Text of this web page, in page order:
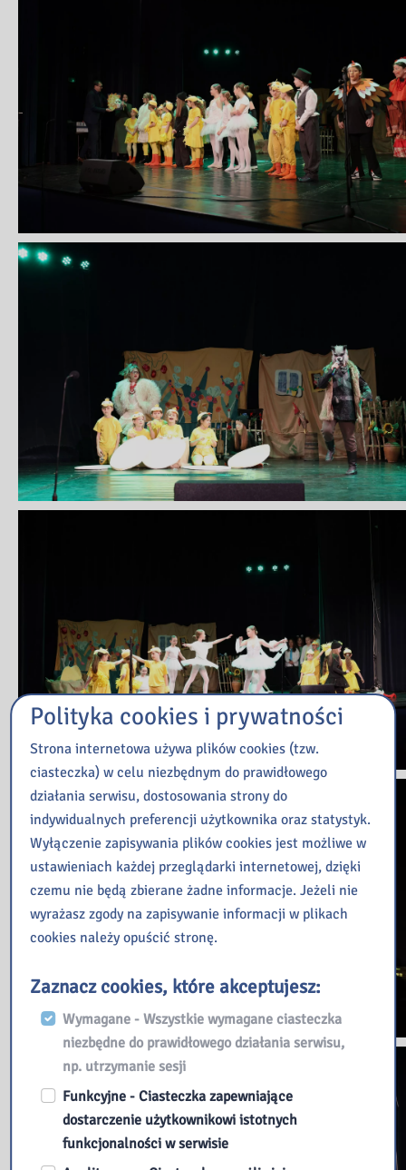
Polityka cookies i prywatności
Strona internetowa używa plików cookies (tzw.
ciasteczka) w celu niezbędnym do prawidłowego
działania serwisu, dostosowania strony do
indywidualnych preferencji użytkownika oraz statystyk.
Wyłączenie zapisywania plików cookies jest możliwe w
ustawieniach każdej przeglądarki internetowej, dzięki
czemu nie będą zbierane żadne informacje. Jeżeli nie
wyrażasz zgody na zapisywanie informacji w plikach
cookies należy opuścić stronę.
Zaznacz cookies, które akceptujesz:
Wymagane - Wszystkie wymagane ciasteczka
niezbędne do prawidłowego działania serwisu,
np. utrzymanie sesji
Funkcyjne - Ciasteczka zapewniające
dostarczenie użytkownikowi istotnych
funkcjonalności w serwisie